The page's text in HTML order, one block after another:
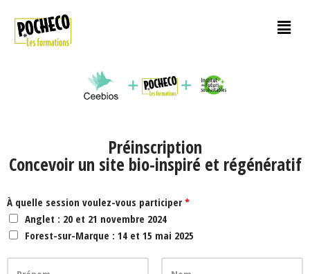
Aller
Préinscription
Concevoir un site bio-inspiré et régénératif
À quelle session voulez-vous participer*
Anglet : 20 et 21 novembre 2024
Forest-sur-Marque : 14 et 15 mai 2025